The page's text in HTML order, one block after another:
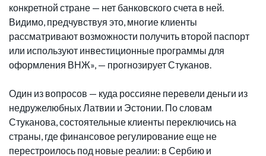
конкретной стране — нет банковского счета в ней.
Видимо, предчувствуя это, многие клиенты
рассматривают возможности получить второй паспорт
или используют инвестиционные программы для
оформления ВНЖ», — прогнозирует Стуканов.
Один из вопросов — куда россияне перевели деньги из
недружелюбных Латвии и Эстонии. По словам
Стуканова, состоятельные клиенты переключись на
страны, где финансовое регулирование еще не
перестроилось под новые реалии: в Сербию и